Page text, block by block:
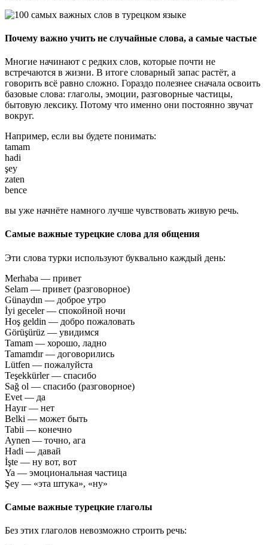
Почему важно учить не случайные слова, а самые частые
Многие начинают с редких слов, которые почти не
встречаются в жизни. В итоге словарный запас растёт, а
говорить всё равно сложно. Гораздо полезнее сначала освоить
базовые слова: глаголы, эмоции, разговорные частицы,
бытовую лексику. Потому что именно они постоянно звучат
вокруг.
Например, если вы будете понимать:
tamam
hadi
şey
zaten
bence
вы уже начнёте намного лучше чувствовать живую речь.
Самые важные турецкие слова для общения
Эти слова турки используют буквально каждый день:
Merhaba — привет
Selam — привет (разговорное)
Günaydın — доброе утро
İyi geceler — спокойной ночи
Hoş geldin — добро пожаловать
Görüşürüz — увидимся
Tamam — хорошо, ладно
Tamamdır — договорились
Lütfen — пожалуйста
Teşekkürler — спасибо
Sağ ol — спасибо (разговорное)
Evet — да
Hayır — нет
Belki — может быть
Tabii — конечно
Aynen — точно, ага
Hadi — давай
İşte — ну вот, вот
Ya — эмоциональная частица
Şey — «эта штука», «ну»
Самые важные турецкие глаголы
Без этих глаголов невозможно строить речь: